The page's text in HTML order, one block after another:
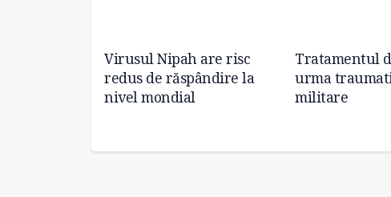
Virusul Nipah are risc
redus de răspândire la
nivel mondial
Tratamentul
urma
militare